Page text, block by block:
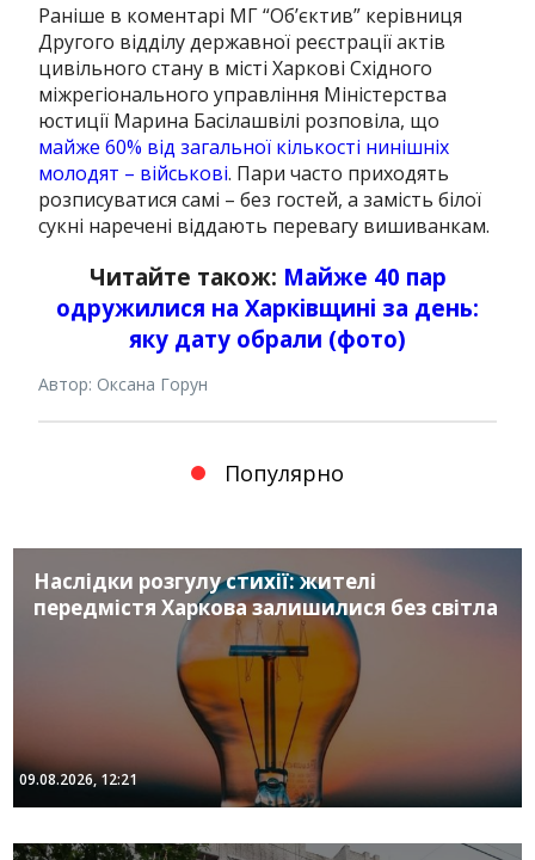
Раніше в коментарі МГ “Об’єктив” керівниця
Другого відділу державної реєстрації актів
цивільного стану в місті Харкові Східного
міжрегіонального управління Міністерства
юстиції Марина Басілашвілі розповіла, що
майже 60% від загальної кількості нинішніх
молодят – військові. Пари часто приходять
розписуватися самі – без гостей, а замість білої
сукні наречені віддають перевагу вишиванкам.
Читайте також: Майже 40 пар
одружилися на Харківщині за день:
яку дату обрали (фото)
Автор: Оксана Горун
Популярно
Наслідки розгулу стихії: жителі
передмістя Харкова залишилися без світла
09.08.2026, 12:21